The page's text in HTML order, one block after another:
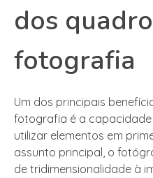
dos
fotografia
Um dos principais
fotografia é a
utilizar elementos em
assunto principal, o
de tridimensionalidade à